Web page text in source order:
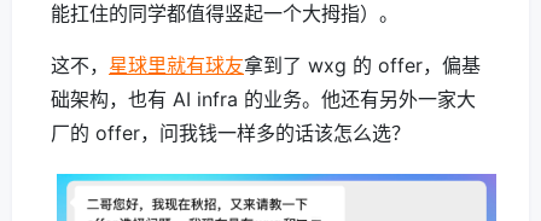
能扛住的同学都值得竖起一个大拇指）。
这不， 星球里就有球友拿到了 wxg 的 offer，偏基
础架构，也有 AI infra 的业务。他还有另外一家大
厂的 offer，问我钱一样多的话该怎么选？